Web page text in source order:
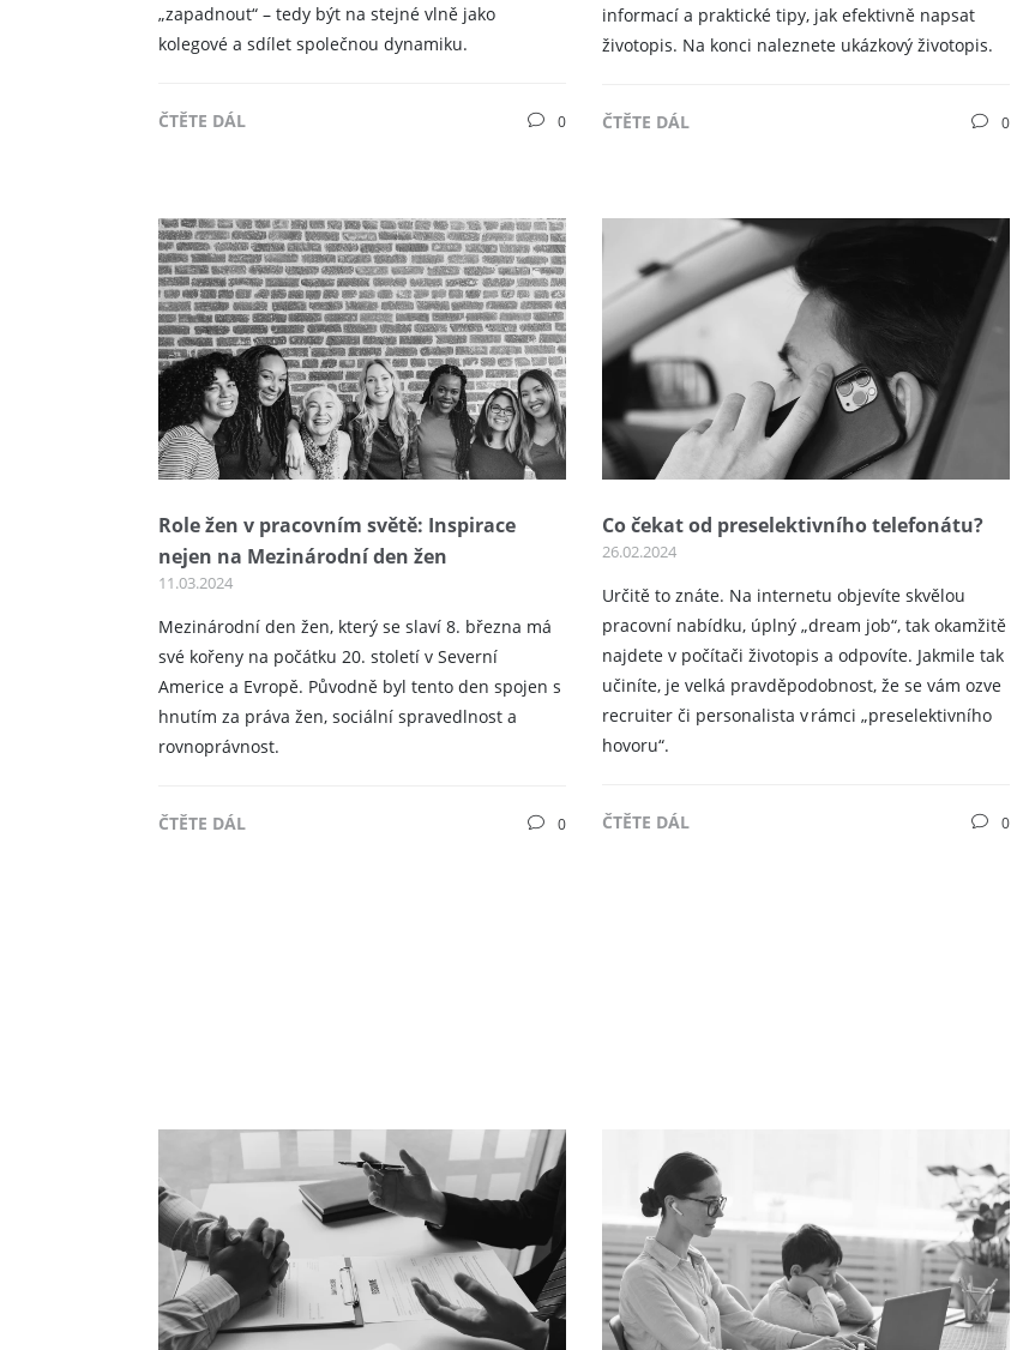
„zapadnout“ – tedy být na stejné vlně jako
kolegové a sdílet společnou dynamiku.
ČTĚTE DÁL 0
informací a praktické tipy, jak efektivně napsat
životopis. Na konci naleznete ukázkový životopis.
ČTĚTE DÁL 0
Role žen v pracovním světě: Inspirace
nejen na Mezinárodní den žen
11.03.2024
Mezinárodní den žen, který se slaví 8. března má
své kořeny na počátku 20. století v Severní
Americe a Evropě. Původně byl tento den spojen s
hnutím za práva žen, sociální spravedlnost a
rovnoprávnost.
ČTĚTE DÁL 0
Co čekat od preselektivního telefonátu?
26.02.2024
Určitě to znáte. Na internetu objevíte skvělou
pracovní nabídku, úplný „dream job“, tak okamžitě
najdete v počítači životopis a odpovíte. Jakmile tak
učiníte, je velká pravděpodobnost, že se vám ozve
recruiter či personalista v rámci „preselektivního
hovoru“.
ČTĚTE DÁL 0